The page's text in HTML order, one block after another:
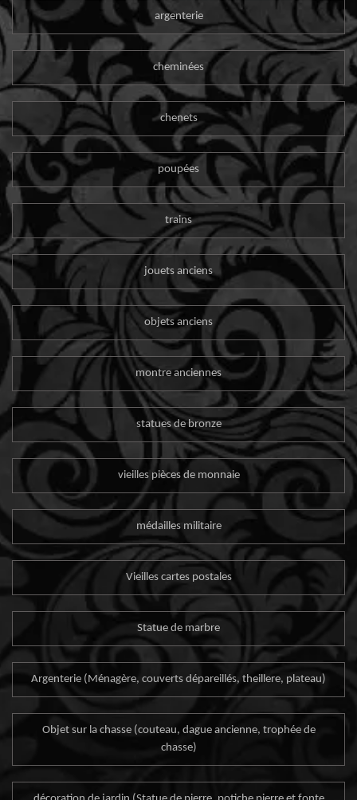
argenterie
cheminées
chenets
poupées
trains
jouets anciens
objets anciens
montre anciennes
statues de bronze
vieilles pièces de monnaie
médailles militaire
Vieilles cartes postales
Statue de marbre
Argenterie (Ménagère, couverts dépareillés, theillere, plateau)
Objet sur la chasse (couteau, dague ancienne, trophée de
chasse)